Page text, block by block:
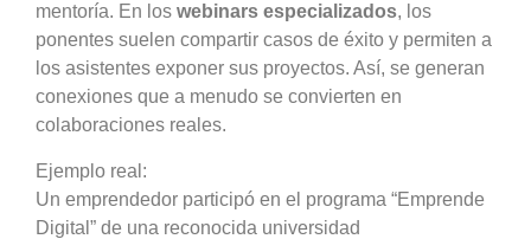
mentoría. En los webinars especializados, los
ponentes suelen compartir casos de éxito y permiten a
los asistentes exponer sus proyectos. Así, se generan
conexiones que a menudo se convierten en
colaboraciones reales.
Ejemplo real:
Un emprendedor participó en el programa “Emprende
Digital” de una reconocida universidad